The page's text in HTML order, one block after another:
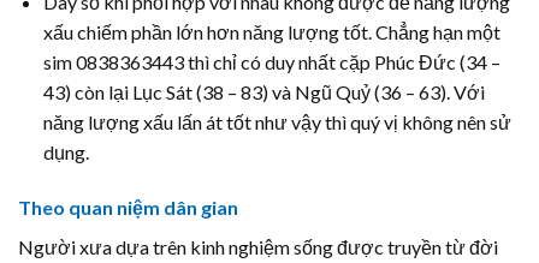
xấu chiếm phần lớn hơn năng lượng tốt. Chẳng hạn một
sim 0838363443 thì chỉ có duy nhất cặp Phúc Đức (34 –
43) còn lại Lục Sát (38 – 83) và Ngũ Quỷ (36 – 63). Với
năng lượng xấu lấn át tốt như vậy thì quý vị không nên sử
dụng.
Theo quan niệm dân gian
Người xưa dựa trên kinh nghiệm sống được truyền từ đời